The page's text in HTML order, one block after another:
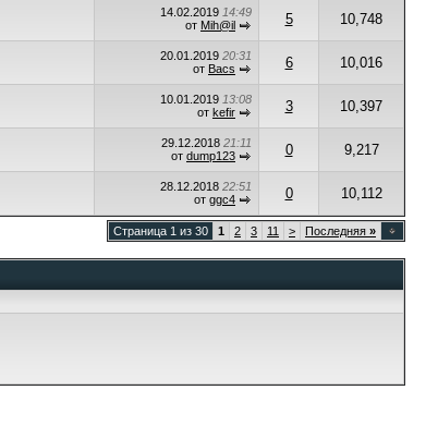
14.02.2019 14:49
от Mih@il 5 10,748
20.01.2019 20:31
от Bacs 6 10,016
10.01.2019 13:08
от kefir 3 10,397
29.12.2018 21:11
от dump123 0 9,217
28.12.2018 22:51
от ggc4 0 10,112
Страница 1 из 30 1 2 3 11 > Последняя »